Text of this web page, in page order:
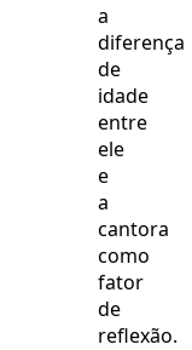
a
diferença
de
idade
entre
ele
e
a
cantora
como
fator
de
reflexão.